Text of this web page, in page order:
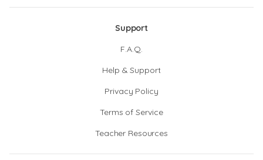
Support
F.A.Q.
Help & Support
Privacy Policy
Terms of Service
Teacher Resources